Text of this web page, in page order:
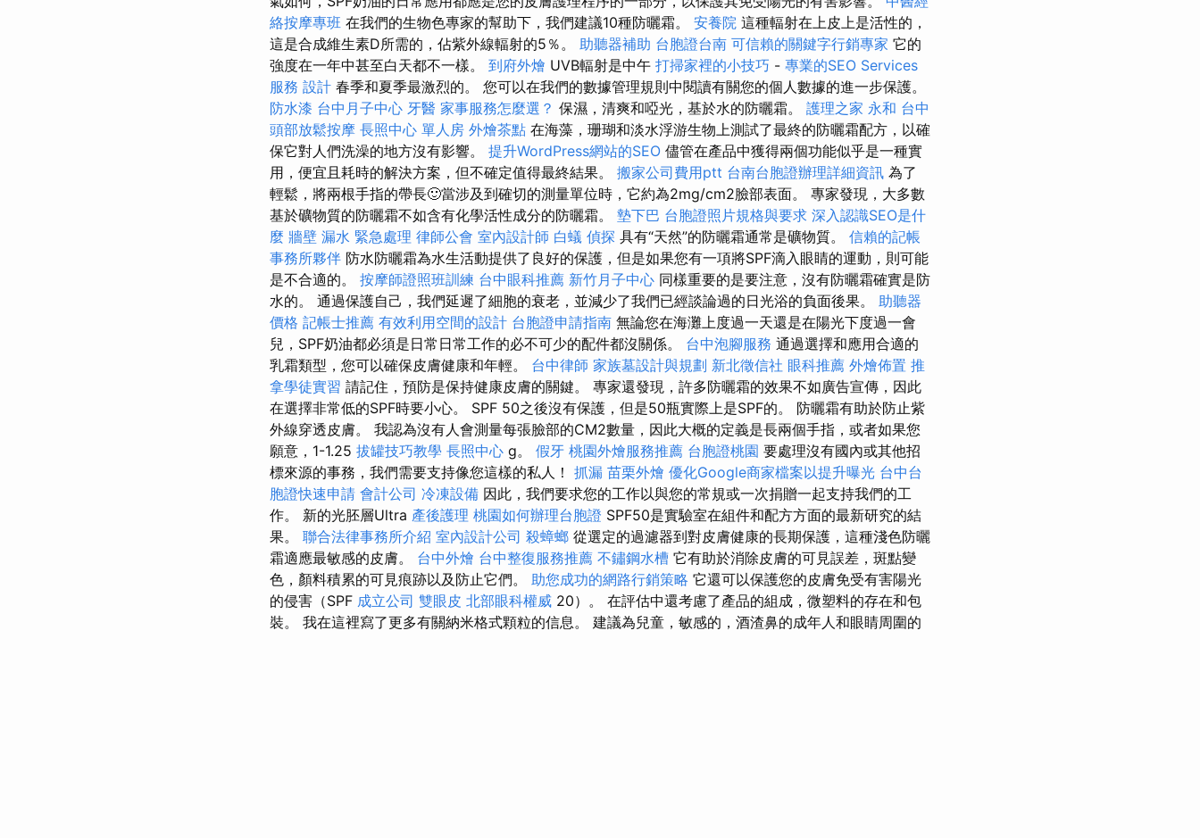
絡按摩專班 在我們的生物色專家的幫助下，我們建議10種防曬霜。 安養院 這種輻射在上皮上是活性的，
這是合成維生素D所需的，佔紫外線輻射的5％。 助聽器補助 台胞證台南 可信賴的關鍵字行銷專家 它的
強度在一年中甚至白天都不一樣。 到府外燴 UVB輻射是中午 打掃家裡的小技巧 - 專業的SEO Services
服務 設計 春季和夏季最激烈的。 您可以在我們的數據管理規則中閱讀有關您的個人數據的進一步保護。
防水漆 台中月子中心 牙醫 家事服務怎麼選？ 保濕，清爽和啞光，基於水的防曬霜。 護理之家 永和 台中
頭部放鬆按摩 長照中心 單人房 外燴茶點 在海藻，珊瑚和淡水浮游生物上測試了最終的防曬霜配方，以確
保它對人們洗澡的地方沒有影響。 提升WordPress網站的SEO 儘管在產品中獲得兩個功能似乎是一種實
用，便宜且耗時的解決方案，但不確定值得最終結果。 搬家公司費用ptt 台南台胞證辦理詳細資訊 為了
輕鬆，將兩根手指的帶長🙂當涉及到確切的測量單位時，它約為2mg/cm2臉部表面。 專家發現，大多數
基於礦物質的防曬霜不如含有化學活性成分的防曬霜。 墊下巴 台胞證照片規格與要求 深入認識SEO是什
麼 牆壁 漏水 緊急處理 律師公會 室內設計師 白蟻 偵探 具有“天然”的防曬霜通常是礦物質。 信賴的記帳
事務所夥伴 防水防曬霜為水生活動提供了良好的保護，但是如果您有一項將SPF滴入眼睛的運動，則可能
是不合適的。 按摩師證照班訓練 台中眼科推薦 新竹月子中心 同樣重要的是要注意，沒有防曬霜確實是防
水的。 通過保護自己，我們延遲了細胞的衰老，並減少了我們已經談論過的日光浴的負面後果。 助聽器
價格 記帳士推薦 有效利用空間的設計 台胞證申請指南 無論您在海灘上度過一天還是在陽光下度過一會
兒，SPF奶油都必須是日常日常工作的必不可少的配件都沒關係。 台中泡腳服務 通過選擇和應用合適的
乳霜類型，您可以確保皮膚健康和年輕。 台中律師 家族墓設計與規劃 新北徵信社 眼科推薦 外燴佈置 推
拿學徒實習 請記住，預防是保持健康皮膚的關鍵。 專家還發現，許多防曬霜的效果不如廣告宣傳，因此
在選擇非常低的SPF時要小心。 SPF 50之後沒有保護，但是50瓶實際上是SPF的。 防曬霜有助於防止紫
外線穿透皮膚。 我認為沒有人會測量每張臉部的CM2數量，因此大概的定義是長兩個手指，或者如果您
願意，1-1.25 拔罐技巧教學 長照中心 g。 假牙 桃園外燴服務推薦 台胞證桃園 要處理沒有國內或其他招
標來源的事務，我們需要支持像您這樣的私人！ 抓漏 苗栗外燴 優化Google商家檔案以提升曝光 台中台
胞證快速申請 會計公司 冷凍設備 因此，我們要求您的工作以與您的常規或一次捐贈一起支持我們的工
作。 新的光胚層Ultra 產後護理 桃園如何辦理台胞證 SPF50是實驗室在組件和配方方面的最新研究的結
果。 聯合法律事務所介紹 室內設計公司 殺蟑螂 從選定的過濾器到對皮膚健康的長期保護，這種淺色防曬
霜適應最敏感的皮膚。 台中外燴 台中整復服務推薦 不鏽鋼水槽 它有助於消除皮膚的可見誤差，斑點變
色，顏料積累的可見痕跡以及防止它們。 助您成功的網路行銷策略 它還可以保護您的皮膚免受有害陽光
的侵害（SPF 成立公司 雙眼皮 北部眼科權威 20）。 在評估中還考慮了產品的組成，微塑料的存在和包
裝。 我在這裡寫了更多有關納米格式顆粒的信息。 建議為兒童，敏感的，酒渣鼻的成年人和眼睛周圍的